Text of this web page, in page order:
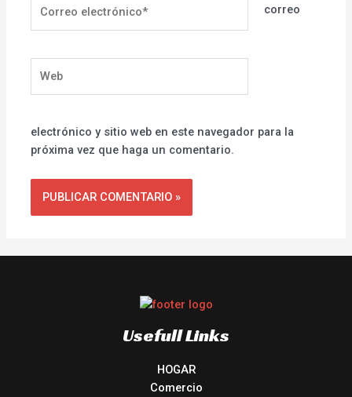
electrónico*
correo
electrónico y sitio web en este navegador para la
próxima vez que haga un comentario.
Usefull Links
HOGAR
Comercio